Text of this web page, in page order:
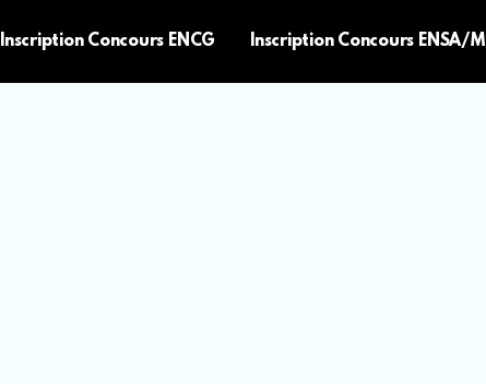
Inscription Concours ENCG Inscription Concours ENSA/M